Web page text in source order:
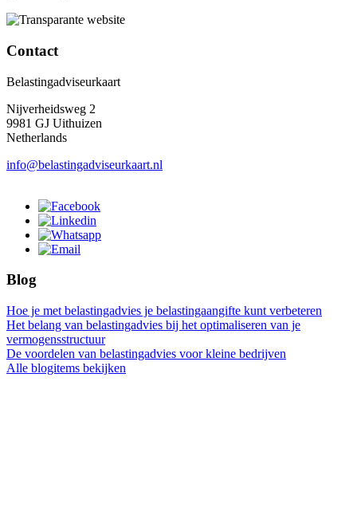
Contact
Belastingadviseurkaart
Nijverheidsweg 2
9981 GJ Uithuizen
Netherlands
info@belastingadviseurkaart.nl
Blog
Hoe je met belastingadvies je belastingaangifte kunt verbeteren
Het belang van belastingadvies bij het optimaliseren van je
vermogensstructuur
De voordelen van belastingadvies voor kleine bedrijven
Alle blogitems bekijken